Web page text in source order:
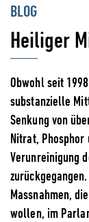
BLOG
Heiliger
Obwohl seit
substanzielle
Senkung von
Nitrat,
Verunreinigung
Massnahmen,
wollen, im